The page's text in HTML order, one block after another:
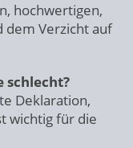
hochwertigen,
dem Verzicht auf
schlecht?
Deklaration,
wichtig für die